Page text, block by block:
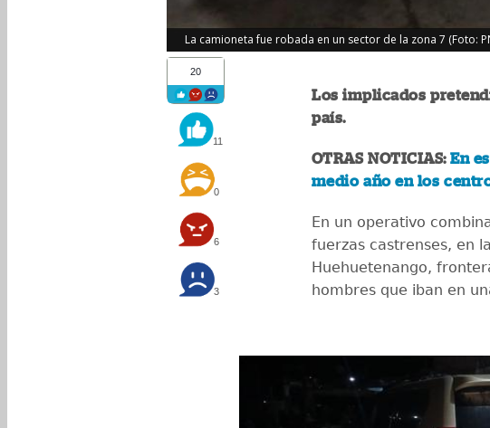
La camioneta fue robada en un sector de la zona 7 (Foto:
20
11
0
6
3
Los implicados
país.
OTRAS NOTICIAS:En
medio año en los
En un operativo
fuerzas castrenses, en
Huehuetenango,
hombres que iban en